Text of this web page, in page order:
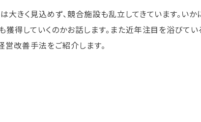
きく見込めず、競合施設も乱立してきています。い
得していくのかお話します。また近年注目を浴びてい
改善手法をご紹介します。